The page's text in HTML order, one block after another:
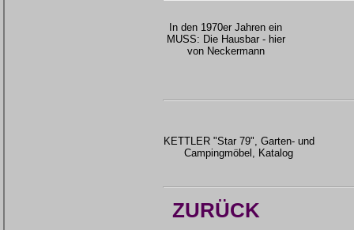
In den 1970er Jahren ein
MUSS: Die Hausbar - hier
von Neckermann
KETTLER "Star 79", Garten- und
Campingmöbel, Katalog
ZURÜCK